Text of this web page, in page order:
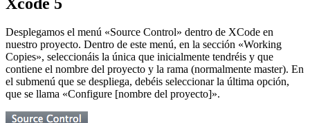
Desplegamos el menú «Source Control» dentro de XCode en
nuestro proyecto. Dentro de este menú, en la sección «Working
Copies», seleccionáis la única que inicialmente tendréis y que
contiene el nombre del proyecto y la rama (normalmente master). En
el submenú que se despliega, debéis seleccionar la última opción,
que se llama «Configure [nombre del proyecto]».